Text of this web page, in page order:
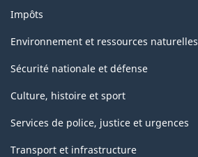
Impôts
Environnement et ressources naturelles
Sécurité nationale et défense
Culture, histoire et sport
Services de police, justice et urgences
Transport et infrastructure